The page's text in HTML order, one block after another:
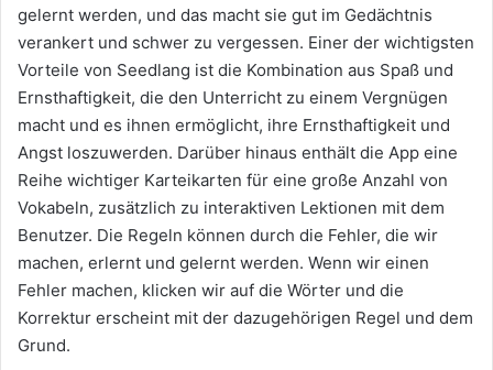
gelernt werden, und das macht sie gut im Gedächtnis
verankert und schwer zu vergessen. Einer der wichtigsten
Vorteile von Seedlang ist die Kombination aus Spaß und
Ernsthaftigkeit, die den Unterricht zu einem Vergnügen
macht und es ihnen ermöglicht, ihre Ernsthaftigkeit und
Angst loszuwerden. Darüber hinaus enthält die App eine
Reihe wichtiger Karteikarten für eine große Anzahl von
Vokabeln, zusätzlich zu interaktiven Lektionen mit dem
Benutzer. Die Regeln können durch die Fehler, die wir
machen, erlernt und gelernt werden. Wenn wir einen
Fehler machen, klicken wir auf die Wörter und die
Korrektur erscheint mit der dazugehörigen Regel und dem
Grund.